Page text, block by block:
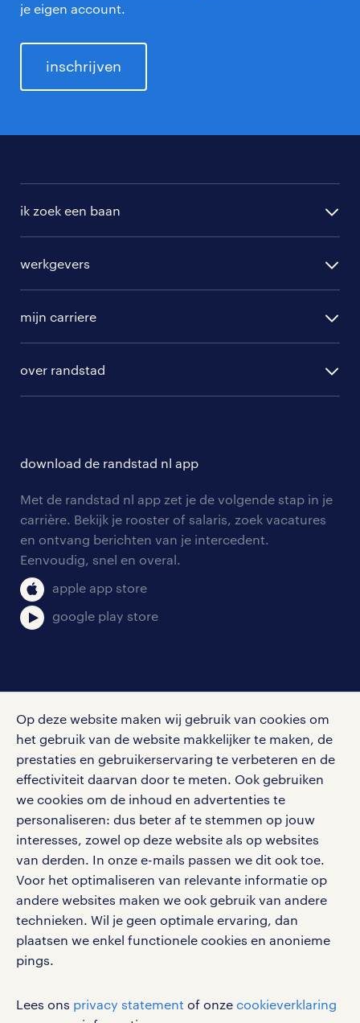
Op deze website maken wij gebruik van cookies om
het gebruik van de website makkelijker te maken, de
prestaties en gebruikerservaring te verbeteren en de
effectiviteit daarvan door te meten. Ook gebruiken
we cookies om de inhoud en advertenties te
personaliseren: dus beter af te stemmen op jouw
interesses, zowel op deze website als op websites
van derden. In onze e-mails passen we dit ook toe.
Voor het optimaliseren van relevante informatie op
andere websites maken we ook gebruik van andere
technieken. Wil je geen optimale ervaring, dan
plaatsen we enkel functionele cookies en anonieme
pings.
Lees ons privacy statement of onze cookieverklaring
je eigen account.
inschrijven
ik zoek een baan
randstad professional
randstad digital
werkgevers
hr-diensten
branches
tarieven
personeel gezocht
aanmelden nieuwsbrief
mijn carriere
solliciteren
blogs en artikelen
salarischecker
bruto-netto calculator
over randstad
onze vestigingen
pers
klachten en misstanden
download de randstad nl app
Met de randstad nl app zet je de volgende stap in je
carrière. Bekijk je rooster of salaris, zoek vacatures
en ontvang berichten van je intercedent.
Eenvoudig, snel en overal.
apple app store
google play store
Volg ons voor de leukste content omtrent
vacatures, solliciteren en inspiratie.
werken bij randstad
gebruikersvoorwaarden
privacystatement
cookies
disclaimer
sitemap
RANDSTAD, HUMAN FORWARD en SHAPING THE